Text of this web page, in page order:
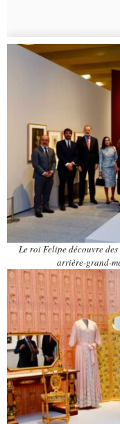
Le roi Felipe découvre
arrière-grand-